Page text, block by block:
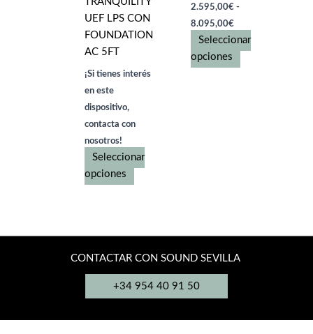
UEF LPS CON
FOUNDATION
AC 5FT
¡Si tienes interés
en este
dispositivo,
contacta con
nosotros!
Seleccionar
opciones
Las
opciones
se
2.595,00€ -
8.095,00€
de
precios:
2.595,00€
Seleccionar
opciones
página
CONTACTAR CON SOUND SEVILLA
+34 954 40 91 50